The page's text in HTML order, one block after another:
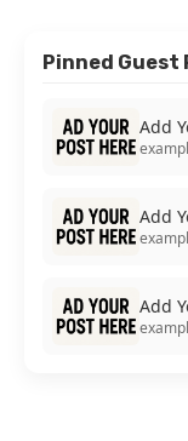
Pinned Guest
Add
Add
Add